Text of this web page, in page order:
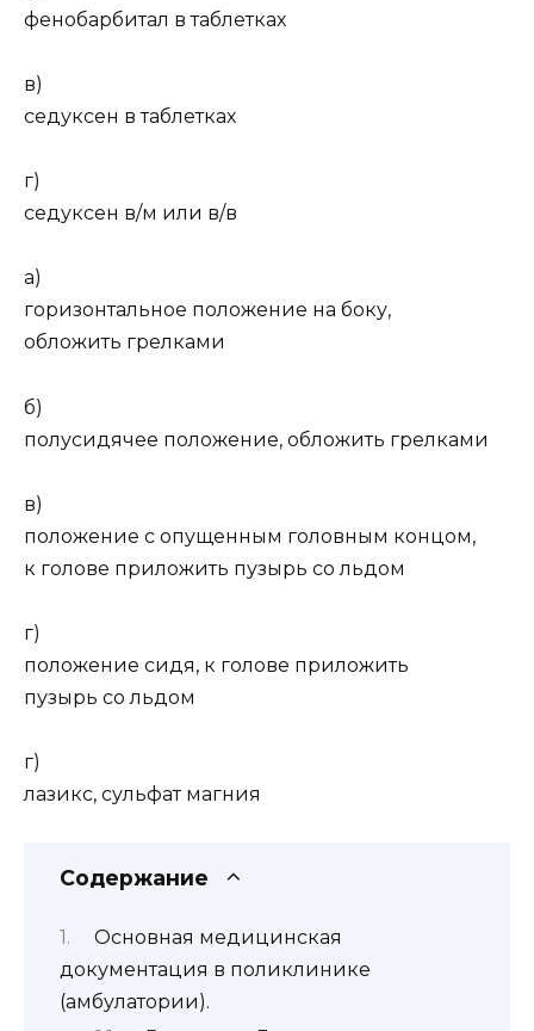
фенобарбитал в таблетках
в)
седуксен в таблетках
г)
седуксен в/м или в/в
а)
горизонтальное положение на боку,
обложить грелками
б)
полусидячее положение, обложить грелками
в)
положение с опущенным головным концом,
к голове приложить пузырь со льдом
г)
положение сидя, к голове приложить
пузырь со льдом
г)
лазикс, сульфат магния
Содержание
Основная медицинская
документация в поликлинике
(амбулатории).